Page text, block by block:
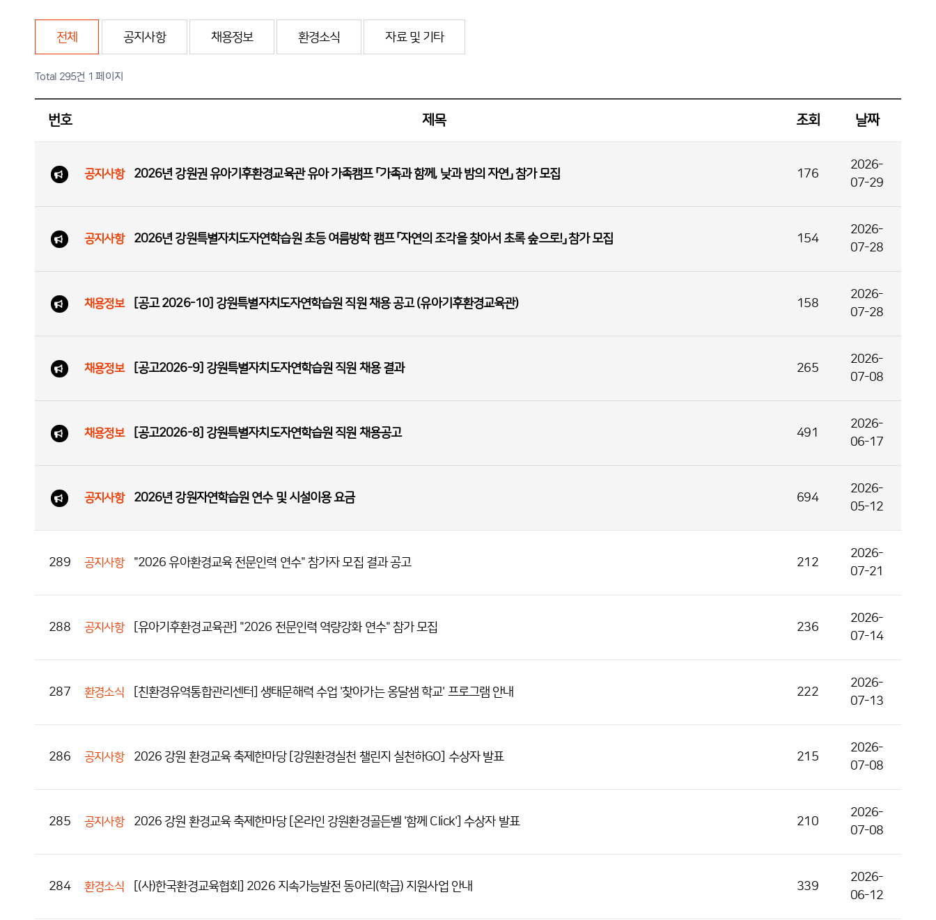
전체 공지사항 채용정보 환경소식 자료 및 기타
Total 295건 1 페이지
번호 제목 조회 날짜
공지사항 2026년 강원권 유아기후환경교육관 유아 가족캠프 「가족과 함께, 낮과 밤의 자연」 참가 모집 176
2026-
07-29
공지사항 2026년 강원특별자치도자연학습원 초등 여름방학 캠프 「자연의 조각을 찾아서 초록 숲으로!」 참가 모집 154
2026-
07-28
채용정보 [공고 2026-10] 강원특별자치도자연학습원 직원 채용 공고 (유아기후환경교육관) 158
2026-
07-28
채용정보 [공고2026-9] 강원특별자치도자연학습원 직원 채용 결과 265
2026-
07-08
채용정보 [공고2026-8] 강원특별자치도자연학습원 직원 채용공고 491
2026-
06-17
공지사항 2026년 강원자연학습원 연수 및 시설이용 요금 694
2026-
05-12
289 공지사항 "2026 유아환경교육 전문인력 연수" 참가자 모집 결과 공고 212
2026-
07-21
288 공지사항 [유아기후환경교육관] "2026 전문인력 역량강화 연수" 참가 모집 236
2026-
07-14
287 환경소식 [친환경유역통합관리센터] 생태문해력 수업 '찾아가는 옹달샘 학교' 프로그램 안내 222
2026-
07-13
286 공지사항 2026 강원 환경교육 축제한마당 [강원환경실천 챌린지 실천하GO] 수상자 발표 215
2026-
07-08
285 공지사항 2026 강원 환경교육 축제한마당 [온라인 강원환경골든벨 '함께 Click'] 수상자 발표 210
2026-
07-08
284 환경소식 [(사)한국환경교육협회] 2026 지속가능발전 동아리(학급) 지원사업 안내 339
2026-
06-12